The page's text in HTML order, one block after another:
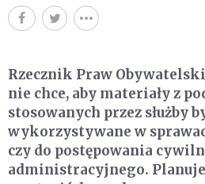
Rzecznik Praw
nie chce, aby materiały z
stosowanych przez służby
wykorzystywane w
czy do postępowania
administracyjnego.